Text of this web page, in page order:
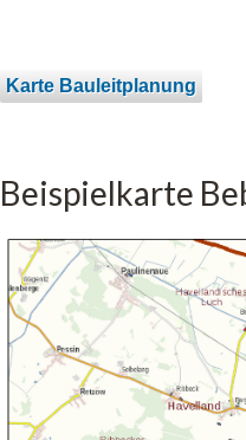
Karte Bauleitplanung
Beispielkarte